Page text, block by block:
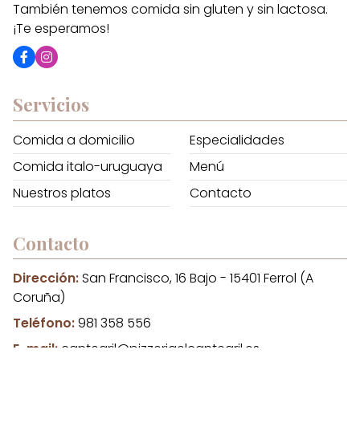
También tenemos comida sin gluten y sin lactosa.
¡Te esperamos!
Servicios
Comida a domicilio
Especialidades
Comida italo-uruguaya
Menú
Nuestros platos
Contacto
Contacto
Dirección:San Francisco, 16 Bajo - 15401 Ferrol (A
Coruña)
Teléfono:981 358 556
E-mail: cantegril@pizzeriaelcantegril.es